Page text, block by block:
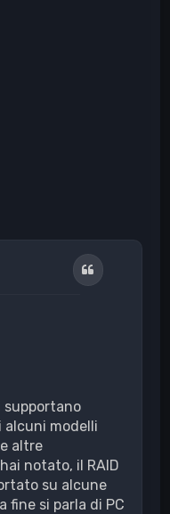
Cita
supportano
alcuni modelli
altre
notato, il RAID
su alcune
fine si parla di PC